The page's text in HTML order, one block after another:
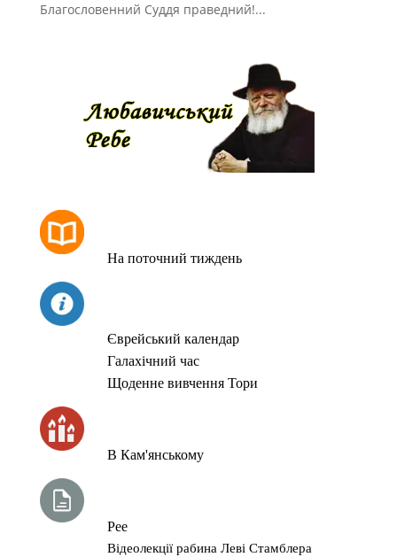
Благословенний Суддя праведний!...
На поточний тиждень
Єврейський календар
Галахічний час
Щоденне вивчення Тори
В Кам'янському
Рее
Відеолекції рабина Леві Стамблера